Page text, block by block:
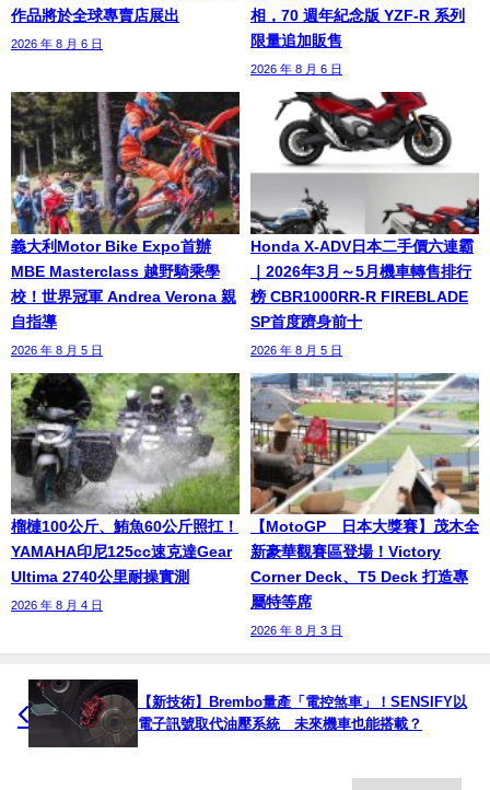
作品將於全球專賣店展出
2026 年 8 月 6 日
相，70 週年紀念版 YZF-R 系列
限量追加販售
2026 年 8 月 6 日
義大利Motor Bike Expo首辦
MBE Masterclass 越野騎乘學
校！世界冠軍 Andrea Verona 親
自指導
2026 年 8 月 5 日
Honda X-ADV日本二手價六連霸
｜2026年3月～5月機車轉售排行
榜 CBR1000RR-R FIREBLADE
SP首度躋身前十
2026 年 8 月 5 日
榴槤100公斤、鮪魚60公斤照扛！
YAMAHA印尼125cc速克達Gear
Ultima 2740公里耐操實測
2026 年 8 月 4 日
【MotoGP™日本大獎賽】茂木全
新豪華觀賽區登場！Victory
Corner Deck、T5 Deck 打造專
屬特等席
2026 年 8 月 3 日
【新技術】Brembo量產「電控煞車」！SENSIFY以
電子訊號取代油壓系統 未來機車也能搭載？